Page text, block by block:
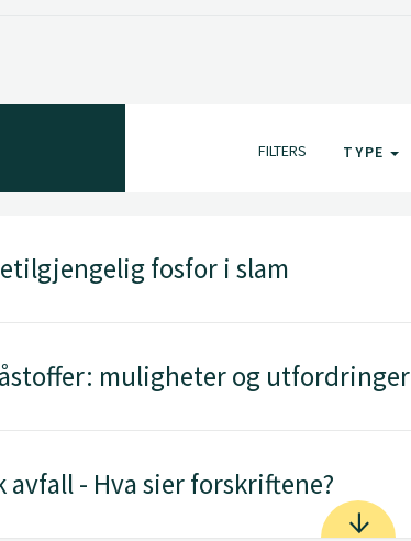
FILTERS TYPE
fosfor i slam
muligheter og utfordringer
avfall - Hva sier forskriftene?